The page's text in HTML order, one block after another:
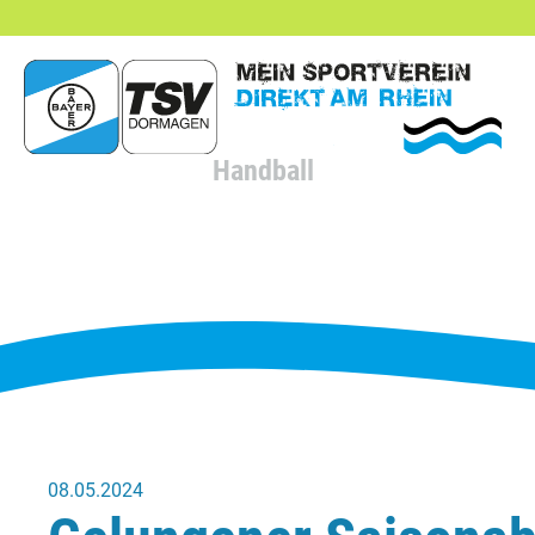
Handball
08.05.2024